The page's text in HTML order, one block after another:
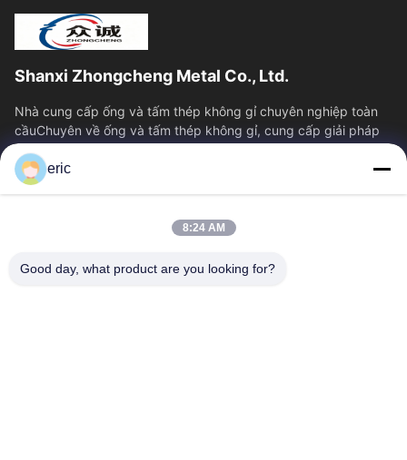
Shanxi Zhongcheng Metal Co., Ltd.
Nhà cung cấp ống và tấm thép không gỉ chuyên nghiệp toàn
cầuChuyên về ống và tấm thép không gỉ, cung cấp giải pháp
cung cấp trọn gói cho các loại...
Liên Kết Nhanh
Tham Quan Nhà Máy
Kiểm Soát Chất Lượng
Liên Hệ Chúng Tôi
eric
8:24 AM
Good day, what product are you looking for?